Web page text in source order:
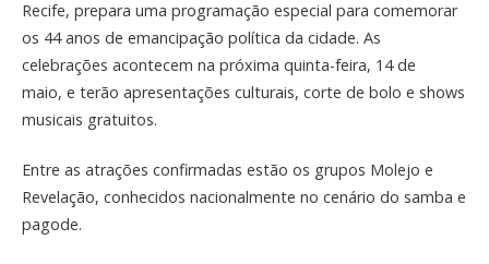
Recife, prepara uma programação especial para comemorar
os 44 anos de emancipação política da cidade. As
celebrações acontecem na próxima quinta-feira, 14 de
maio, e terão apresentações culturais, corte de bolo e shows
musicais gratuitos.
Entre as atrações confirmadas estão os grupos Molejo e
Revelação, conhecidos nacionalmente no cenário do samba e
pagode.